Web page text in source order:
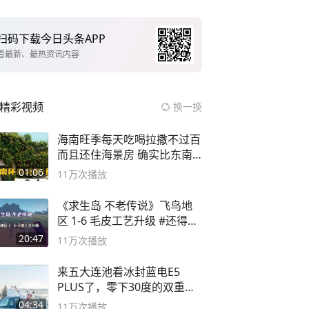
码下载今日头条APP
最新、最热资讯内容
精彩视频 换一换
01:06
海南旺季每天吃喝拉撒不过百
而且还住海景房 确实比东南
亚合适
11万次播放
20:47
《求生岛 不老传说》飞鸟地
区 1-6 毛皮工艺升级 #还得是
主机大作
11万次播放
04:34
来五大连池看冰封蓝电E5
PLUS了，零下30度的双重冰
封40小时全录